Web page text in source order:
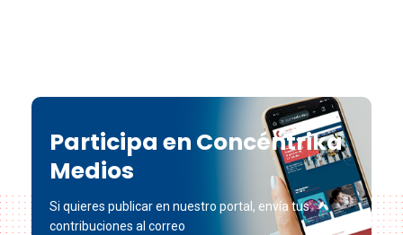
Participa en Concéntrika
Medios
Si quieres publicar en nuestro portal, envía tus
contribuciones al correo